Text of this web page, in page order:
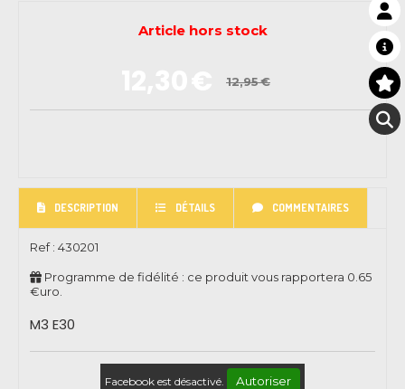
12,95€
Article hors stock
DESCRIPTION DÉTAILS COMMENTAIRES
Ref : 430201
Programme de fidélité : ce produit vous rapportera 0.65
€uro.
M3 E30
Facebook est désactivé. Autoriser